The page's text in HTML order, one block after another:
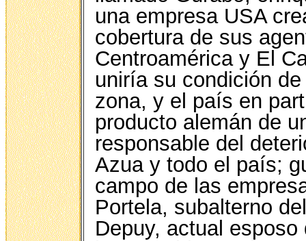
una empresa USA
cobertura de sus
Centroamérica y El
uniría su condición
zona, y el país en
producto alemán de
responsable del
Azua y todo el país;
campo de las
Portela, subalterno
Depuy, actual